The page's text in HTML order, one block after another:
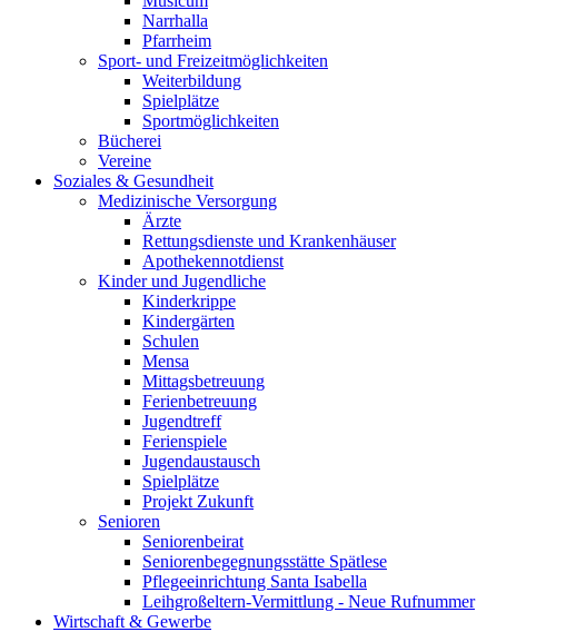
Narrhalla
Pfarrheim
Sport- und Freizeitmöglichkeiten
Weiterbildung
Spielplätze
Sportmöglichkeiten
Bücherei
Vereine
Soziales & Gesundheit
Medizinische Versorgung
Ärzte
Rettungsdienste und Krankenhäuser
Apothekennotdienst
Kinder und Jugendliche
Kinderkrippe
Kindergärten
Schulen
Mensa
Mittagsbetreuung
Ferienbetreuung
Jugendtreff
Ferienspiele
Jugendaustausch
Spielplätze
Projekt Zukunft
Senioren
Seniorenbeirat
Seniorenbegegnungsstätte Spätlese
Pflegeeinrichtung Santa Isabella
Leihgroßeltern-Vermittlung - Neue Rufnummer
Wirtschaft & Gewerbe